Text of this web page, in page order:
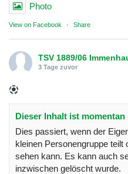
Photo
View on Facebook · Share
TSV 1889/06
3 Tage zuvor
Dieser Inhalt ist
Dies passiert, wenn der
kleinen Personengruppe teilt
sehen kann. Es kann auch
inzwischen gelöscht wurde.